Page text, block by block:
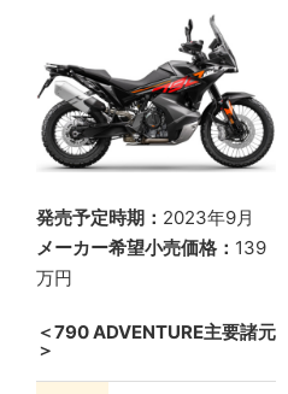
発売予定時期： 2023年9月
メーカー希望小売価格： 139
万円
＜790 ADVENTURE主要諸元
＞